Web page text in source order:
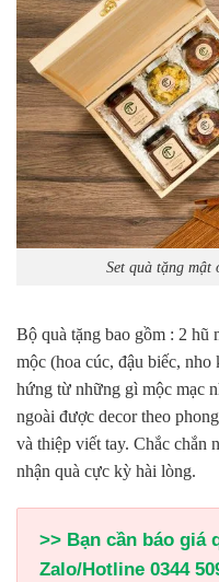
Set quà tặng
Bộ quà tặng bao gồm : 2 hũ
mộc (hoa cúc, đậu biếc,
hứng từ những gì mộc mạc
ngoài được decor theo
và thiệp viết tay. Chắc chắn
nhận quà cực kỳ hài lòng.
>> Bạn cần báo giá
Zalo/Hotline 0344